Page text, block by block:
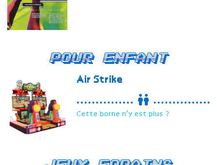
Pour enfant
Air Strike
Cette borne n'y est plus ?